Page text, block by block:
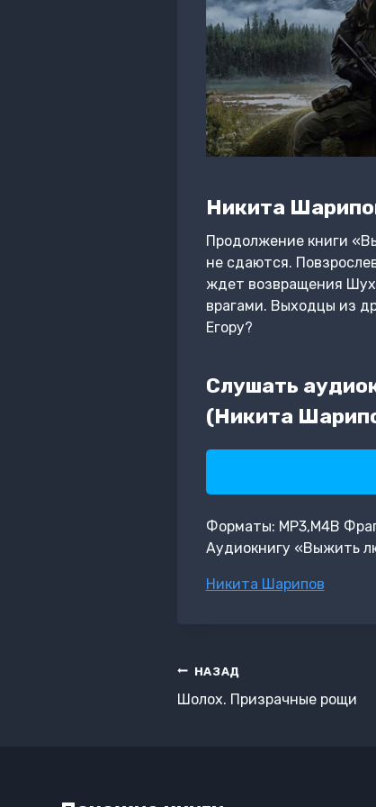
Никита
Продолжение книги
не сдаются.
ждет возвращения
врагами. Выходцы из
Егору?
Слушать
(Никита
Форматы: MP3,M4B
Аудиокнигу «Выжить
Метки
Никита Шарипов
Навигация
по
НАЗАД
Шолох. Призрачные рощи